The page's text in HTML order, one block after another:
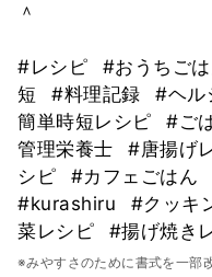
＾
#レシピ #おうちご
短
#料理記録 #ヘル
簡単時短レシピ
#ご
管理栄養士
#唐揚げ
シピ
#カフェごはん
#kurashiru
#クッキ
菜レシピ
#揚げ焼き
※みやすさのために書式を一部